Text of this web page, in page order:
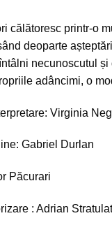
călătoresc printr-o
deoparte
necunoscutul
adâncimi, o
Virginia
Gabriel Durlan
Păcurari
: Adrian Stratulat